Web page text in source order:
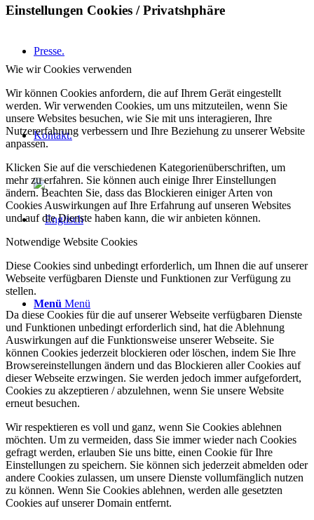
Presse.
Kontakt.
Menü Menü
Einstellungen Cookies / Privatshphäre
Wie wir Cookies verwenden
Wir können Cookies anfordern, die auf Ihrem Gerät eingestellt
werden. Wir verwenden Cookies, um uns mitzuteilen, wenn Sie
unsere Websites besuchen, wie Sie mit uns interagieren, Ihre
Nutzererfahrung verbessern und Ihre Beziehung zu unserer Website
anpassen.
Klicken Sie auf die verschiedenen Kategorienüberschriften, um
mehr zu erfahren. Sie können auch einige Ihrer Einstellungen
ändern. Beachten Sie, dass das Blockieren einiger Arten von
Cookies Auswirkungen auf Ihre Erfahrung auf unseren Websites
und auf die Dienste haben kann, die wir anbieten können.
Notwendige Website Cookies
Diese Cookies sind unbedingt erforderlich, um Ihnen die auf unserer
Webseite verfügbaren Dienste und Funktionen zur Verfügung zu
stellen.
Da diese Cookies für die auf unserer Webseite verfügbaren Dienste
und Funktionen unbedingt erforderlich sind, hat die Ablehnung
Auswirkungen auf die Funktionsweise unserer Webseite. Sie
können Cookies jederzeit blockieren oder löschen, indem Sie Ihre
Browsereinstellungen ändern und das Blockieren aller Cookies auf
dieser Webseite erzwingen. Sie werden jedoch immer aufgefordert,
Cookies zu akzeptieren / abzulehnen, wenn Sie unsere Website
erneut besuchen.
Wir respektieren es voll und ganz, wenn Sie Cookies ablehnen
möchten. Um zu vermeiden, dass Sie immer wieder nach Cookies
gefragt werden, erlauben Sie uns bitte, einen Cookie für Ihre
Einstellungen zu speichern. Sie können sich jederzeit abmelden oder
andere Cookies zulassen, um unsere Dienste vollumfänglich nutzen
zu können. Wenn Sie Cookies ablehnen, werden alle gesetzten
Cookies auf unserer Domain entfernt.